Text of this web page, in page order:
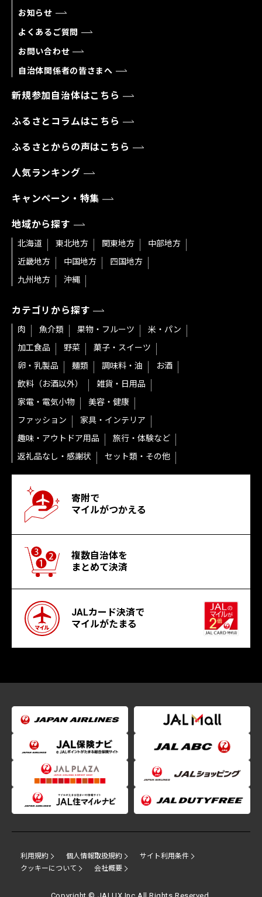
お知らせ
よくあるご質問
お問い合わせ
自治体関係者の皆さまへ
新規参加自治体はこちら
ふるさとコラムはこちら
ふるさとからの声はこちら
人気ランキング
キャンペーン・特集
地域から探す
北海道 東北地方 関東地方
中部地方
近畿地方
中国地方
四国地方
九州地方
沖縄
カテゴリから探す
肉 魚介類 果物・フルーツ
米・パン
加工食品
野菜
菓子・スイーツ
卵・乳製品
麺類 調味料・油
お酒
飲料（お酒以外）
雑貨・日用品
家電・電気小物
美容・健康
ファッション
家具・インテリア
趣味・アウトドア用品
旅行・体験など
返礼品なし・感謝状
セット類・その他
寄附で
マイルがつかえる
複数自治体を
まとめて決済
JALカード決済で
マイルがたまる
利用規約 個人情報取扱規約
サイト利用条件
クッキーについて
会社概要